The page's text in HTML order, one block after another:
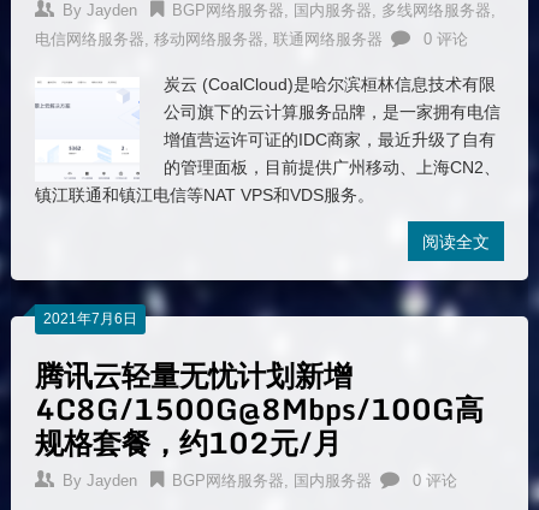
By Jayden BGP网络服务器, 国内服务器, 多线网络服务器,
电信网络服务器, 移动网络服务器, 联通网络服务器 0 评论
炭云 (CoalCloud)是哈尔滨桓林信息技术有限
公司旗下的云计算服务品牌，是一家拥有电信
增值营运许可证的IDC商家，最近升级了自有
的管理面板，目前提供广州移动、上海CN2、
镇江联通和镇江电信等NAT VPS和VDS服务。
阅读全文
2021年7月6日
腾讯云轻量无忧计划新增
4C8G/1500G@8Mbps/100G高
规格套餐，约102元/月
By Jayden BGP网络服务器, 国内服务器 0 评论